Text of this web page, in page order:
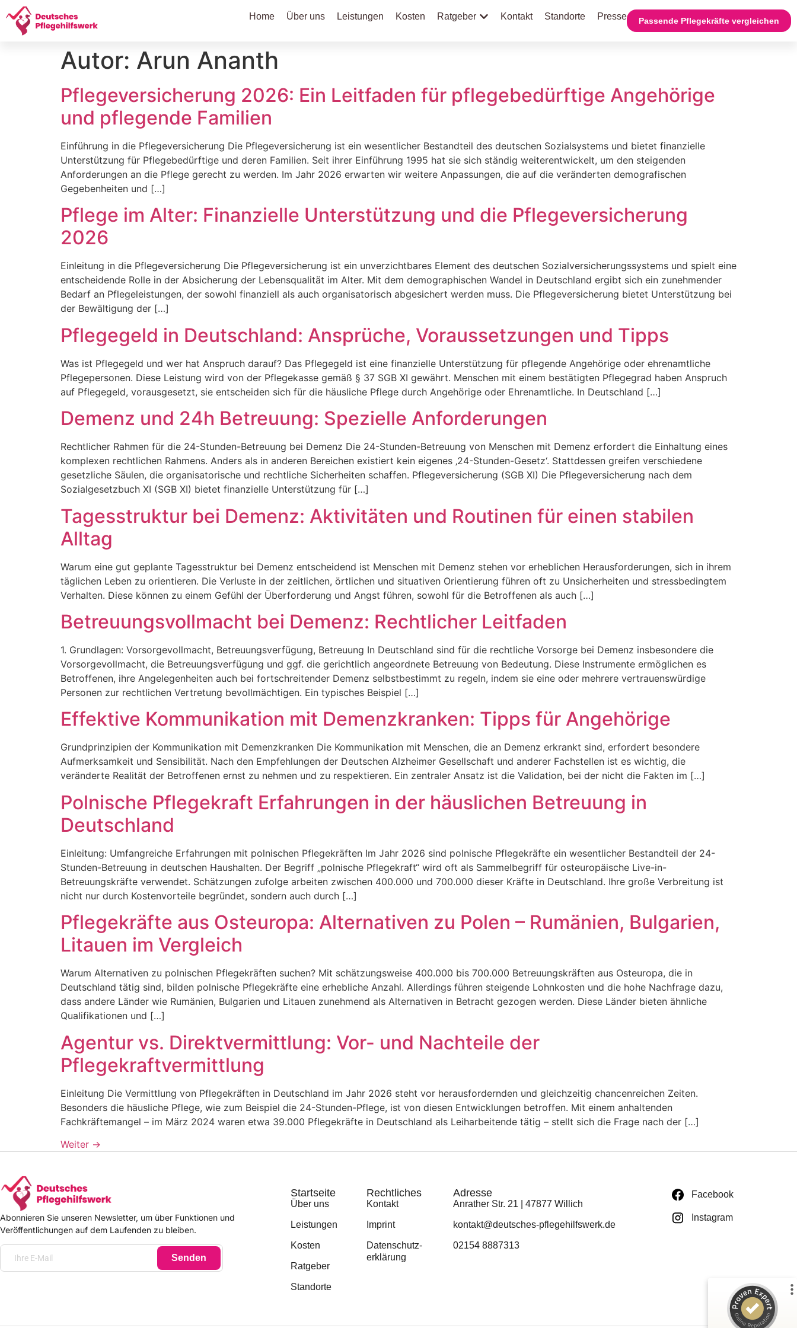
Home Über uns Leistungen Kosten Ratgeber Kontakt Standorte Presse Passende Pflegekräfte vergleichen
Autor: Arun Ananth
Pflegeversicherung 2026: Ein Leitfaden für pflegebedürftige Angehörige
und pflegende Familien
Einführung in die Pflegeversicherung Die Pflegeversicherung ist ein wesentlicher Bestandteil des deutschen Sozialsystems und bietet finanzielle
Unterstützung für Pflegebedürftige und deren Familien. Seit ihrer Einführung 1995 hat sie sich ständig weiterentwickelt, um den steigenden
Anforderungen an die Pflege gerecht zu werden. Im Jahr 2026 erwarten wir weitere Anpassungen, die auf die veränderten demografischen
Gegebenheiten und […]
Pflege im Alter: Finanzielle Unterstützung und die Pflegeversicherung
2026
Einleitung in die Pflegeversicherung Die Pflegeversicherung ist ein unverzichtbares Element des deutschen Sozialversicherungssystems und spielt eine
entscheidende Rolle in der Absicherung der Lebensqualität im Alter. Mit dem demographischen Wandel in Deutschland ergibt sich ein zunehmender
Bedarf an Pflegeleistungen, der sowohl finanziell als auch organisatorisch abgesichert werden muss. Die Pflegeversicherung bietet Unterstützung bei
der Bewältigung der […]
Pflegegeld in Deutschland: Ansprüche, Voraussetzungen und Tipps
Was ist Pflegegeld und wer hat Anspruch darauf? Das Pflegegeld ist eine finanzielle Unterstützung für pflegende Angehörige oder ehrenamtliche
Pflegepersonen. Diese Leistung wird von der Pflegekasse gemäß § 37 SGB XI gewährt. Menschen mit einem bestätigten Pflegegrad haben Anspruch
auf Pflegegeld, vorausgesetzt, sie entscheiden sich für die häusliche Pflege durch Angehörige oder Ehrenamtliche. In Deutschland […]
Demenz und 24h Betreuung: Spezielle Anforderungen
Rechtlicher Rahmen für die 24-Stunden-Betreuung bei Demenz Die 24-Stunden-Betreuung von Menschen mit Demenz erfordert die Einhaltung eines
komplexen rechtlichen Rahmens. Anders als in anderen Bereichen existiert kein eigenes ‚24-Stunden-Gesetz‘. Stattdessen greifen verschiedene
gesetzliche Säulen, die organisatorische und rechtliche Sicherheiten schaffen. Pflegeversicherung (SGB XI) Die Pflegeversicherung nach dem
Sozialgesetzbuch XI (SGB XI) bietet finanzielle Unterstützung für […]
Tagesstruktur bei Demenz: Aktivitäten und Routinen für einen stabilen
Alltag
Warum eine gut geplante Tagesstruktur bei Demenz entscheidend ist Menschen mit Demenz stehen vor erheblichen Herausforderungen, sich in ihrem
täglichen Leben zu orientieren. Die Verluste in der zeitlichen, örtlichen und situativen Orientierung führen oft zu Unsicherheiten und stressbedingtem
Verhalten. Diese können zu einem Gefühl der Überforderung und Angst führen, sowohl für die Betroffenen als auch […]
Betreuungsvollmacht bei Demenz: Rechtlicher Leitfaden
1. Grundlagen: Vorsorgevollmacht, Betreuungsverfügung, Betreuung In Deutschland sind für die rechtliche Vorsorge bei Demenz insbesondere die
Vorsorgevollmacht, die Betreuungsverfügung und ggf. die gerichtlich angeordnete Betreuung von Bedeutung. Diese Instrumente ermöglichen es
Betroffenen, ihre Angelegenheiten auch bei fortschreitender Demenz selbstbestimmt zu regeln, indem sie eine oder mehrere vertrauenswürdige
Personen zur rechtlichen Vertretung bevollmächtigen. Ein typisches Beispiel […]
Effektive Kommunikation mit Demenzkranken: Tipps für Angehörige
Grundprinzipien der Kommunikation mit Demenzkranken Die Kommunikation mit Menschen, die an Demenz erkrankt sind, erfordert besondere
Aufmerksamkeit und Sensibilität. Nach den Empfehlungen der Deutschen Alzheimer Gesellschaft und anderer Fachstellen ist es wichtig, die
veränderte Realität der Betroffenen ernst zu nehmen und zu respektieren. Ein zentraler Ansatz ist die Validation, bei der nicht die Fakten im […]
Polnische Pflegekraft Erfahrungen in der häuslichen Betreuung in
Deutschland
Einleitung: Umfangreiche Erfahrungen mit polnischen Pflegekräften Im Jahr 2026 sind polnische Pflegekräfte ein wesentlicher Bestandteil der 24-
Stunden-Betreuung in deutschen Haushalten. Der Begriff „polnische Pflegekraft“ wird oft als Sammelbegriff für osteuropäische Live-in-
Betreuungskräfte verwendet. Schätzungen zufolge arbeiten zwischen 400.000 und 700.000 dieser Kräfte in Deutschland. Ihre große Verbreitung ist
nicht nur durch Kostenvorteile begründet, sondern auch durch […]
Pflegekräfte aus Osteuropa: Alternativen zu Polen – Rumänien, Bulgarien,
Litauen im Vergleich
Warum Alternativen zu polnischen Pflegekräften suchen? Mit schätzungsweise 400.000 bis 700.000 Betreuungskräften aus Osteuropa, die in
Deutschland tätig sind, bilden polnische Pflegekräfte eine erhebliche Anzahl. Allerdings führen steigende Lohnkosten und die hohe Nachfrage dazu,
dass andere Länder wie Rumänien, Bulgarien und Litauen zunehmend als Alternativen in Betracht gezogen werden. Diese Länder bieten ähnliche
Qualifikationen und […]
Agentur vs. Direktvermittlung: Vor- und Nachteile der
Pflegekraftvermittlung
Einleitung Die Vermittlung von Pflegekräften in Deutschland im Jahr 2026 steht vor herausfordernden und gleichzeitig chancenreichen Zeiten.
Besonders die häusliche Pflege, wie zum Beispiel die 24-Stunden-Pflege, ist von diesen Entwicklungen betroffen. Mit einem anhaltenden
Fachkräftemangel – im März 2024 waren etwa 39.000 Pflegekräfte in Deutschland als Leiharbeitende tätig – stellt sich die Frage nach der […]
Weiter →
Abonnieren Sie unseren Newsletter, um über Funktionen und
Veröffentlichungen auf dem Laufenden zu bleiben.
Senden
Startseite
Über uns
Leistungen
Kosten
Ratgeber
Standorte
Rechtliches
Kontakt
Imprint
Datenschutz­
erklärung
Adresse
Anrather Str. 21 | 47877 Willich
kontakt@deutsches-pflegehilfswerk.de
02154 8887313
Facebook
Instagram
Kundenbewertungen und Erfahrungen zu
Deutsches Pflegehilfswerk
237
Bewertungen auf
ProvenExpert.com